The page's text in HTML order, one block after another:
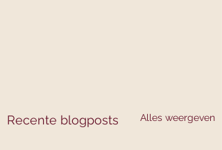
Recente blogposts Alles weergeven